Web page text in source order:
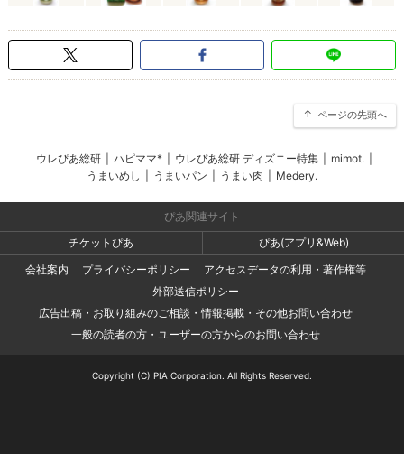
ページの先頭へ
ウレぴあ総研 ハピママ* ウレぴあ総研 ディズニー特集 mimot.
うまいめし
うまいパン うまい肉 Medery.
ぴあ関連サイト
チケットぴあ
ぴあ(アプリ&Web)
会社案内
プライバシーポリシー
アクセスデータの利用・著作権等
外部送信ポリシー
広告出稿・お取り組みのご相談・情報掲載・その他お問い合わせ
一般の読者の方・ユーザーの方からのお問い合わせ
Copyright (C) PIA Corporation. All Rights Reserved.